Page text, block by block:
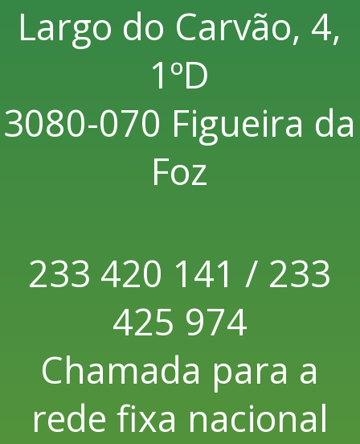
Largo do Carvão, 4,
1ºD
3080-070 Figueira da
Foz
233 420 141 / 233
425 974
Chamada para a
rede fixa nacional